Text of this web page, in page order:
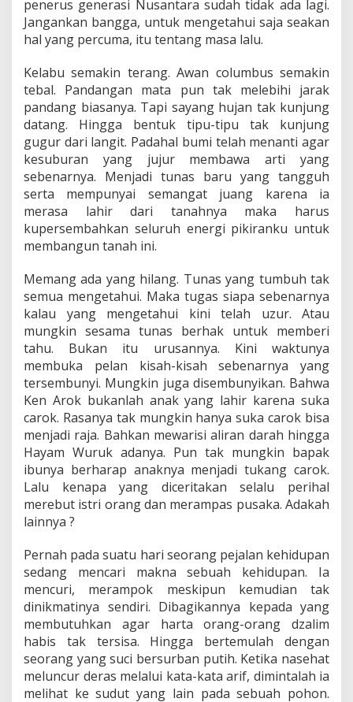
penerus generasi Nusantara sudah tidak ada lagi.
Jangankan bangga, untuk mengetahui saja seakan
hal yang percuma, itu tentang masa lalu.
Kelabu semakin terang. Awan columbus semakin
tebal. Pandangan mata pun tak melebihi jarak
pandang biasanya. Tapi sayang hujan tak kunjung
datang. Hingga bentuk tipu-tipu tak kunjung
gugur dari langit. Padahal bumi telah menanti agar
kesuburan yang jujur membawa arti yang
sebenarnya. Menjadi tunas baru yang tangguh
serta mempunyai semangat juang karena ia
merasa lahir dari tanahnya maka harus
kupersembahkan seluruh energi pikiranku untuk
membangun tanah ini.
Memang ada yang hilang. Tunas yang tumbuh tak
semua mengetahui. Maka tugas siapa sebenarnya
kalau yang mengetahui kini telah uzur. Atau
mungkin sesama tunas berhak untuk memberi
tahu. Bukan itu urusannya. Kini waktunya
membuka pelan kisah-kisah sebenarnya yang
tersembunyi. Mungkin juga disembunyikan. Bahwa
Ken Arok bukanlah anak yang lahir karena suka
carok. Rasanya tak mungkin hanya suka carok bisa
menjadi raja. Bahkan mewarisi aliran darah hingga
Hayam Wuruk adanya. Pun tak mungkin bapak
ibunya berharap anaknya menjadi tukang carok.
Lalu kenapa yang diceritakan selalu perihal
merebut istri orang dan merampas pusaka. Adakah
lainnya ?
Pernah pada suatu hari seorang pejalan kehidupan
sedang mencari makna sebuah kehidupan. Ia
mencuri, merampok meskipun kemudian tak
dinikmatinya sendiri. Dibagikannya kepada yang
membutuhkan agar harta orang-orang dzalim
habis tak tersisa. Hingga bertemulah dengan
seorang yang suci bersurban putih. Ketika nasehat
meluncur deras melalui kata-kata arif, dimintalah ia
melihat ke sudut yang lain pada sebuah pohon.